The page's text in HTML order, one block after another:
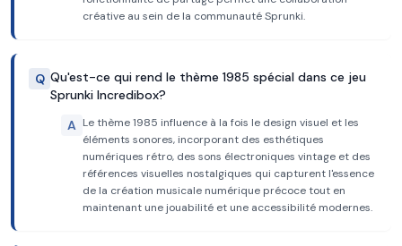
créative au sein de la communauté Sprunki.
Q Qu'est-ce qui rend le thème 1985 spécial dans ce jeu
Sprunki Incredibox?
A Le thème 1985 influence à la fois le design visuel et les
éléments sonores, incorporant des esthétiques
numériques rétro, des sons électroniques vintage et des
références visuelles nostalgiques qui capturent l'essence
de la création musicale numérique précoce tout en
maintenant une jouabilité et une accessibilité modernes.